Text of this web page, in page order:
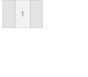
Sepete Ekle